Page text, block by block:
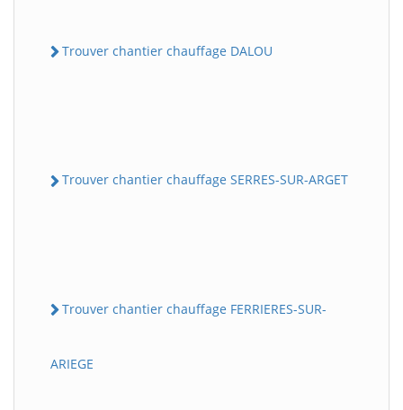
Trouver chantier chauffage DALOU
Trouver chantier chauffage SERRES-SUR-ARGET
Trouver chantier chauffage FERRIERES-SUR-
ARIEGE